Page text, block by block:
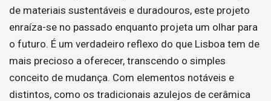
de materiais sustentáveis e duradouros, este projeto
enraíza-se no passado enquanto projeta um olhar para
o futuro. É um verdadeiro reflexo do que Lisboa tem de
mais precioso a oferecer, transcendo o simples
conceito de mudança. Com elementos notáveis e
distintos, como os tradicionais azulejos de cerâmica